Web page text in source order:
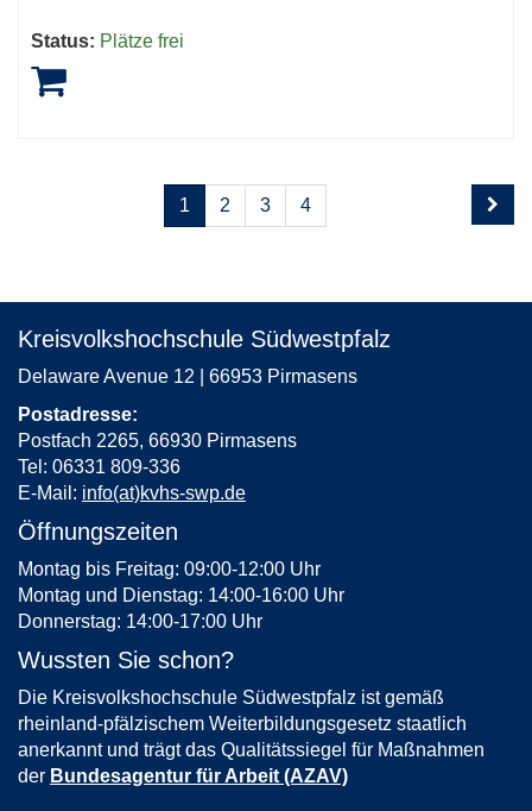
Status: Plätze frei
Seiten
blättern
1 2 3 4
Kreisvolkshochschule Südwestpfalz
Delaware Avenue 12 | 66953 Pirmasens
Postadresse:
Postfach 2265, 66930 Pirmasens
Tel: 06331 809-336
E-Mail: info(at)kvhs-swp.de
Öffnungszeiten
Montag bis Freitag: 09:00-12:00 Uhr
Montag und Dienstag: 14:00-16:00 Uhr
Donnerstag: 14:00-17:00 Uhr
Wussten Sie schon?
Die Kreisvolkshochschule Südwestpfalz ist gemäß
rheinland-pfälzischem Weiterbildungsgesetz staatlich
anerkannt und trägt das Qualitätssiegel für Maßnahmen
der Bundesagentur für Arbeit (AZAV)